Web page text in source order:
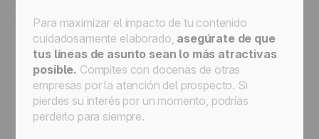
Para maximizar el impacto de tu contenido
cuidadosamente elaborado, asegúrate de que
tus líneas de asunto sean lo más atractivas
posible. Compites con docenas de otras
empresas por la atención del prospecto. Si
pierdes su interés por un momento, podrías
perderlo para siempre.